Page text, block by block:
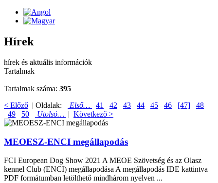
Hírek
hírek és aktuális információk
Tartalmak
Tartalmak száma: 395
< Előző | Oldalak: Első… 41 42 43 44 45 46 [47]
48
49
50 Utolsó… | Következő >
MEOESZ-ENCI megállapodás
FCI European Dog Show 2021 A MEOE Szövetség és az Olasz
kennel Club (ENCI) megállapodása A megállapodás IDE kattintva
PDF formátumban letölthető mindhárom nyelven ...